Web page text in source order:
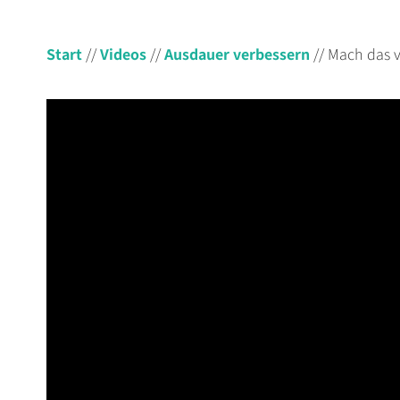
Start//Videos//Ausdauer verbessern //Mach das